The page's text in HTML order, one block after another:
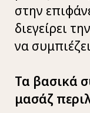
στην
διεγείρει
να
Τα βασικά
μασάζ